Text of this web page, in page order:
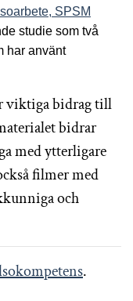
SPSM
studie som två
har använt
viktiga bidrag till
bidrar
med ytterligare
filmer med
och
.